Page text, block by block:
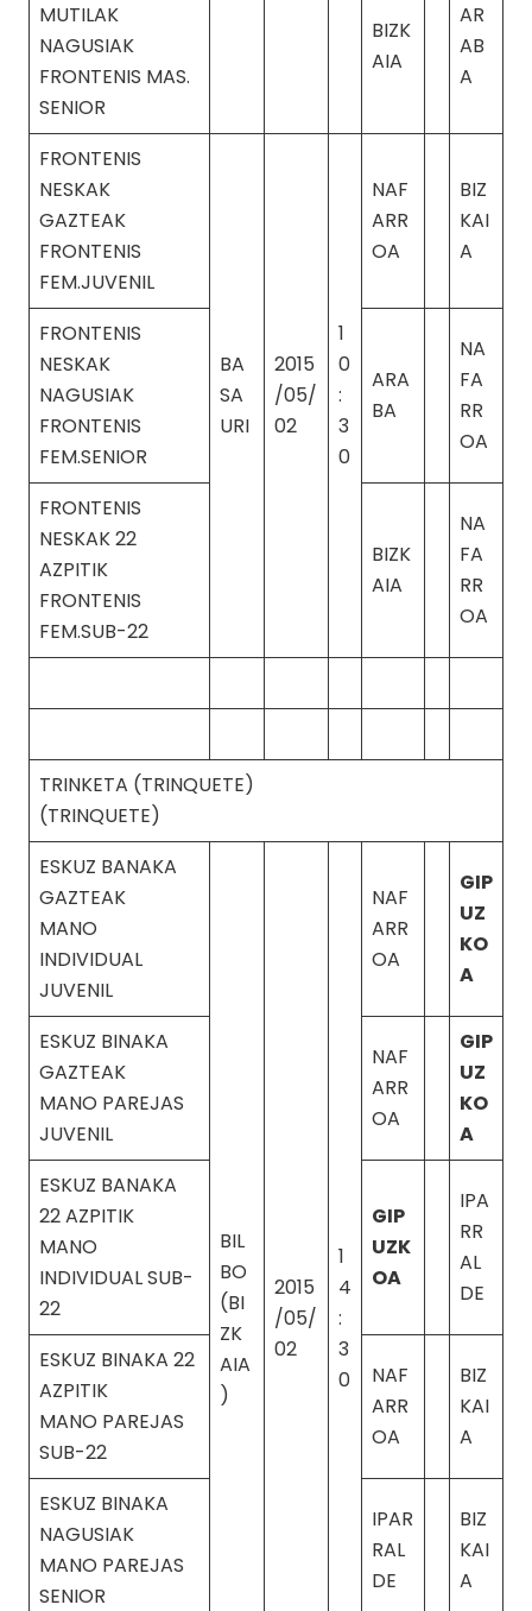
MUTILAK
NAGUSIAK
FRONTENIS MAS.
SENIOR
BIZK
AIA
AR
AB
A
FRONTENIS
NESKAK
GAZTEAK
FRONTENIS
FEM.JUVENIL
BA
SA
URI
2015
/05/
02
1
0
:
3
0
NAF
ARR
OA
BIZ
KAI
A
FRONTENIS
NESKAK
NAGUSIAK
FRONTENIS
FEM.SENIOR
ARA
BA
NA
FA
RR
OA
FRONTENIS
NESKAK 22
AZPITIK
FRONTENIS
FEM.SUB-22
BIZK
AIA
NA
FA
RR
OA
TRINKETA (TRINQUETE)
(TRINQUETE)
ESKUZ BANAKA
GAZTEAK
MANO
INDIVIDUAL
JUVENIL
BIL
BO
(BI
ZK
AIA
)
2015
/05/
02
1
4
:
3
0
NAF
ARR
OA
GIP
UZ
KO
A
ESKUZ BINAKA
GAZTEAK
MANO PAREJAS
JUVENIL
NAF
ARR
OA
GIP
UZ
KO
A
ESKUZ BANAKA
22 AZPITIK
MANO
INDIVIDUAL SUB-
22
GIP
UZK
OA
IPA
RR
AL
DE
ESKUZ BINAKA 22
AZPITIK
MANO PAREJAS
SUB-22
NAF
ARR
OA
BIZ
KAI
A
ESKUZ BINAKA
NAGUSIAK
MANO PAREJAS
SENIOR
IPAR
RAL
DE
BIZ
KAI
A